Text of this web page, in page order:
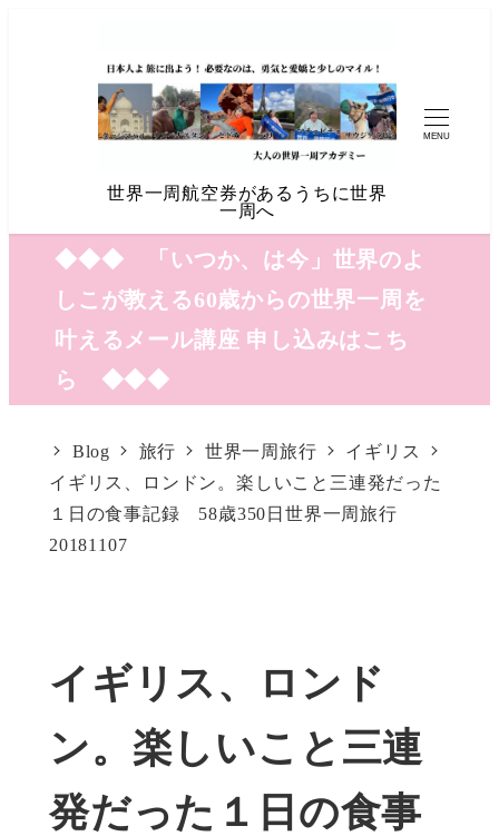
世界一周航空券があるうちに世界
一周へ
MENU
◆◆◆ 「いつか、は今」世界のよ
しこが教える60歳からの世界一周を
叶えるメール講座 申し込みはこち
ら ◆◆◆
Blog 旅行 世界一周旅行
イギリス
イギリス、ロンドン。楽しいこと三連発だった
１日の食事記録 58歳350日世界一周旅行
20181107
イギリス、ロンド
ン。楽しいこと三連
発だった１日の食事